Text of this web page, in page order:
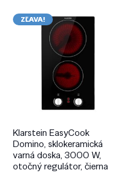
ZĽAVA!
Klarstein EasyCook
Domino, sklokeramická
varná doska, 3000 W,
otočný regulátor, čierna